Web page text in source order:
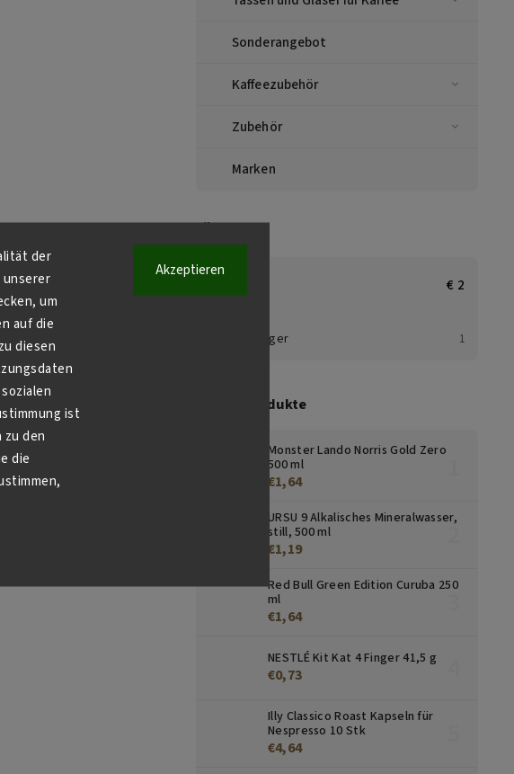
der
um
auf die
diesen
ist
den
die
Akzeptieren
Sonderangebot
Kaffeezubehör
Zubehör
Marken
Filters
€ 2
Auf Lager 1
Top 10 Produkte
Monster Lando Norris Gold Zero
500 ml
€1,64
URSU 9 Alkalisches Mineralwasser,
still, 500 ml
€1,19
Red Bull Green Edition Curuba 250
ml
€1,64
NESTLÉ Kit Kat 4 Finger 41,5 g
€0,73
Illy Classico Roast Kapseln für
Nespresso 10 Stk
€4,64